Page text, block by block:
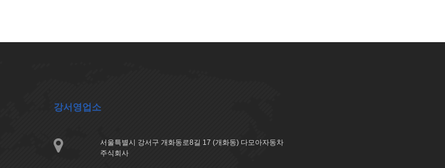
강서영업소
서울특별시 강서구 개화동로8길 17 (개화동) 다모아자동차
주식회사